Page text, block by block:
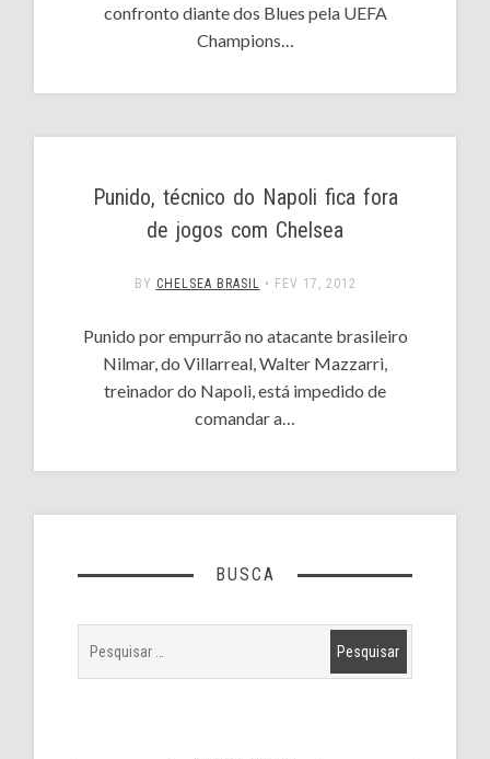
confronto diante dos Blues pela UEFA
Champions…
Punido, técnico do Napoli fica fora
de jogos com Chelsea
BY CHELSEA BRASIL • FEV 17, 2012
Punido por empurrão no atacante brasileiro
Nilmar, do Villarreal, Walter Mazzarri,
treinador do Napoli, está impedido de
comandar a…
BUSCA